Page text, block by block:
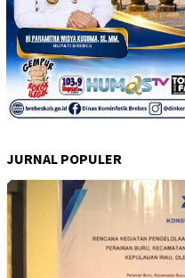
JURNAL POPULER